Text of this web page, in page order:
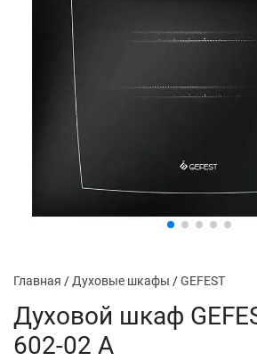
Главная / Духовые шкафы /GEFEST
Духовой шкаф
602-02 А